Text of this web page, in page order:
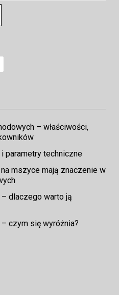
– właściwości,
i parametry techniczne
mszyce mają znaczenie w
– dlaczego warto ją
czym się wyróżnia?